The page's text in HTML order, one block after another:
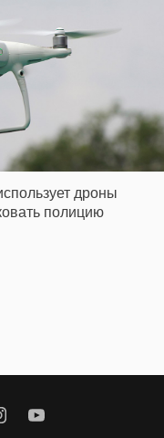
дроны
полицию